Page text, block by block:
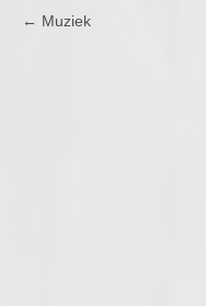
POST
← Muziek